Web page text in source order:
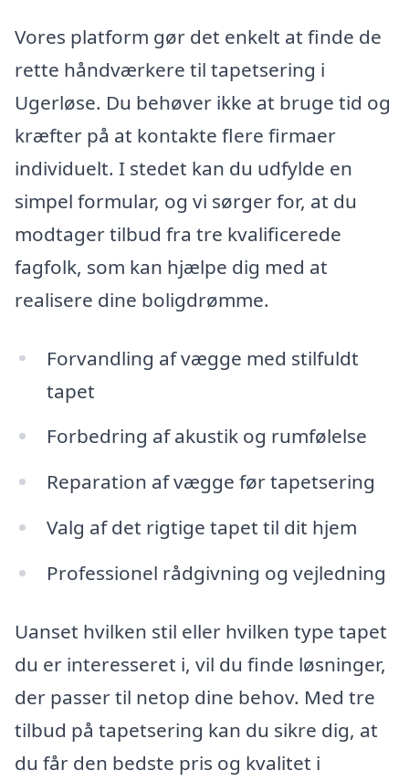
Vores platform gør det enkelt at finde de
rette håndværkere til tapetsering i
Ugerløse. Du behøver ikke at bruge tid og
kræfter på at kontakte flere firmaer
individuelt. I stedet kan du udfylde en
simpel formular, og vi sørger for, at du
modtager tilbud fra tre kvalificerede
fagfolk, som kan hjælpe dig med at
realisere dine boligdrømme.
Forvandling af vægge med stilfuldt
tapet
Forbedring af akustik og rumfølelse
Reparation af vægge før tapetsering
Valg af det rigtige tapet til dit hjem
Professionel rådgivning og vejledning
Uanset hvilken stil eller hvilken type tapet
du er interesseret i, vil du finde løsninger,
der passer til netop dine behov. Med tre
tilbud på tapetsering kan du sikre dig, at
du får den bedste pris og kvalitet i